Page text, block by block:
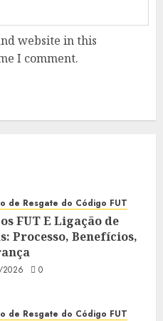
website in this
I comment.
de Resgate do Código FUT
FUT E Ligação de
Processo, Benefícios,
0
de Resgate do Código FUT